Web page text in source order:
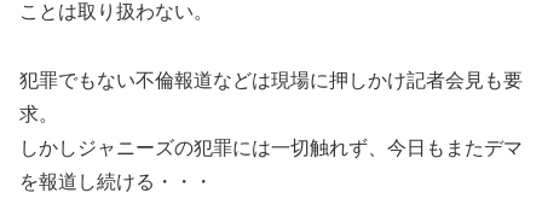
ことは取り扱わない。
犯罪でもない不倫報道などは現場に押しかけ記者会見も要
求。
しかしジャニーズの犯罪には一切触れず、今日もまたデマ
を報道し続ける・・・